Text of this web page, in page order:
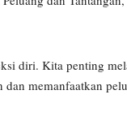
diri. Kita penting
memanfaatkan